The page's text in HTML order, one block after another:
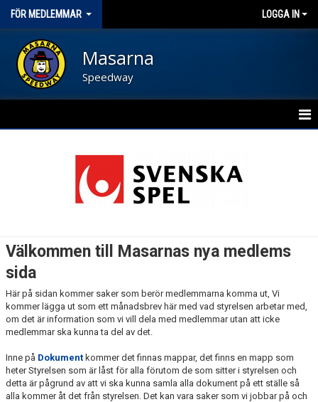
FÖR MEDLEMMAR LOGGA IN
Masarna
Speedway
DISSKUSION
KONTAKT
Välkommen till Masarnas nya medlems
sida
Här på sidan kommer saker som berör medlemmarna komma ut, Vi
kommer lägga ut som ett månadsbrev här med vad styrelsen arbetar med,
om det är information som vi vill dela med medlemmar utan att icke
medlemmar ska kunna ta del av det.
Inne på Dokument kommer det finnas mappar, det finns en mapp som
heter Styrelsen som är låst för alla förutom de som sitter i styrelsen och
detta är pågrund av att vi ska kunna samla alla dokument på ett ställe så
alla kommer åt det från styrelsen. Det kan vara saker som vi jobbar på och